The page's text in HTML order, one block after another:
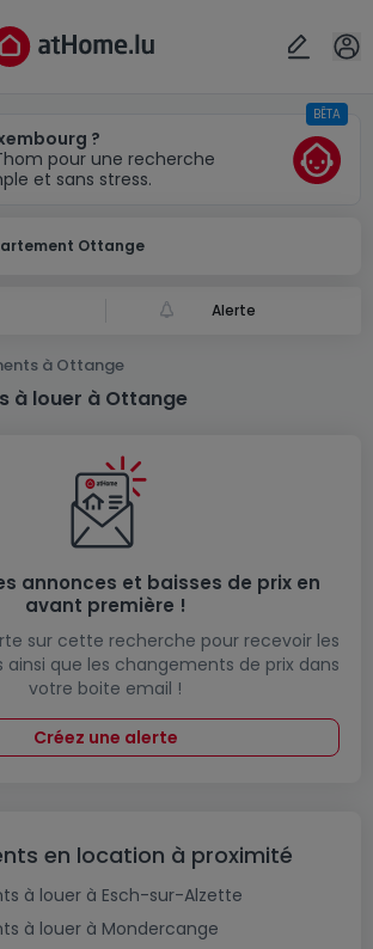
?
pour une recherche
et sans stress.
BÊTA
Ottange
Alerte
à Ottange
à louer à Ottange
annonces et baisses de prix en
avant première !
sur cette recherche pour recevoir les
ainsi que les changements de prix dans
votre boite email !
Créez une alerte
en location à proximité
à louer à Esch-sur-Alzette
à louer à Mondercange
Localité(s) OK